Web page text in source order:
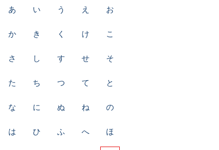
あ い う え お
か き く け こ
さ し す せ そ
た ち つ て と
な に ぬ ね の
は ひ ふ へ ほ